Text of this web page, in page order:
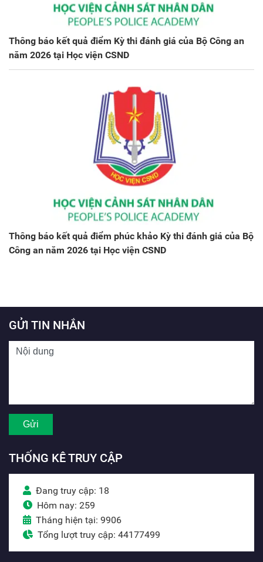
Thông báo kết quả điểm Kỳ thi đánh giá của Bộ Công an
năm 2026 tại Học viện CSND
Thông báo kết quả điểm phúc khảo Kỳ thi đánh giá của Bộ
Công an năm 2026 tại Học viện CSND
GỬI TIN NHẮN
THỐNG KÊ TRUY CẬP
Đang truy cập: 18
Hôm nay: 259
Tháng hiện tại: 9906
Tổng lượt truy cập: 44177499